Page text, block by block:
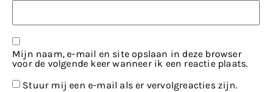
Mijn naam, e-mail en site opslaan in deze browser
voor de volgende keer wanneer ik een reactie plaats.
Stuur mij een e-mail als er vervolgreacties zijn.